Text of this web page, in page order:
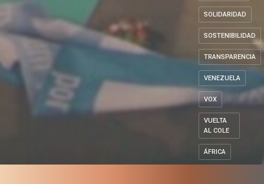
SOLIDARIDAD
SOSTENIBILIDAD
TRANSPARENCIA
VENEZUELA
VOX
VUELTA
AL COLE
ÁFRICA